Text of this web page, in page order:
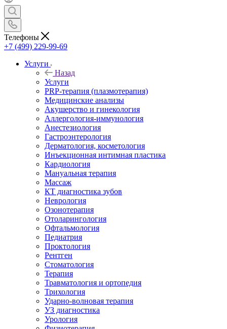
Телефоны
+7 (499) 229-99-69
Услуги
Назад
Услуги
PRP-терапия (плазмотерапия)
Медицинские анализы
Акушерство и гинекология
Аллергология-иммунология
Анестезиология
Гастроэнтерология
Дерматология, косметология
Инъекционная интимная пластика
Кардиология
Мануальная терапия
Массаж
КТ диагностика зубов
Неврология
Озонотерапия
Отоларингология
Офтальмология
Педиатрия
Проктология
Рентген
Стоматология
Терапия
Травматология и ортопедия
Трихология
Ударно-волновая терапия
УЗ диагностика
Урология